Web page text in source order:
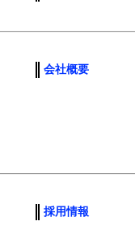
会社概要
採用情報